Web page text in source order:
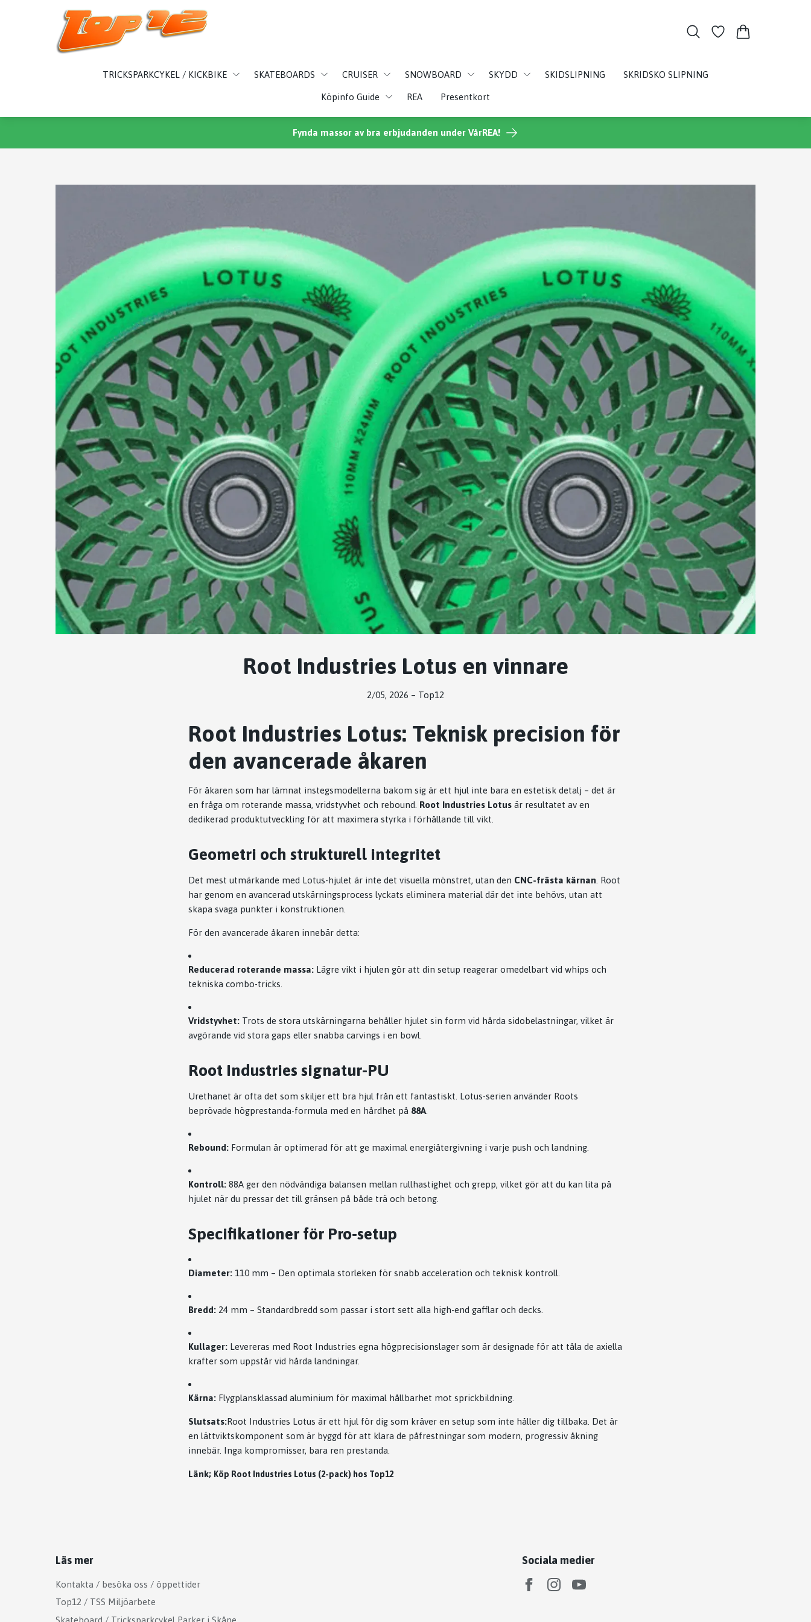
TRICKSPARKCYKEL / KICKBIKE SKATEBOARDS CRUISER SNOWBOARD SKYDD SKIDSLIPNING SKRIDSKO SLIPNING
Köpinfo Guide REA Presentkort
Fynda massor av bra erbjudanden under VårREA!
Root Industries Lotus en vinnare
2/05, 2026 – Top12
Root Industries Lotus: Teknisk precision för
den avancerade åkaren
För åkaren som har lämnat instegsmodellerna bakom sig är ett hjul inte bara en estetisk detalj – det är
en fråga om roterande massa, vridstyvhet och rebound. Root Industries Lotus är resultatet av en
dedikerad produktutveckling för att maximera styrka i förhållande till vikt.
Geometri och strukturell integritet
Det mest utmärkande med Lotus-hjulet är inte det visuella mönstret, utan den CNC-frästa kärnan . Root
har genom en avancerad utskärningsprocess lyckats eliminera material där det inte behövs, utan att
skapa svaga punkter i konstruktionen.
För den avancerade åkaren innebär detta:
Reducerad roterande massa: Lägre vikt i hjulen gör att din setup reagerar omedelbart vid whips och
tekniska combo-tricks.
Vridstyvhet: Trots de stora utskärningarna behåller hjulet sin form vid hårda sidobelastningar, vilket är
avgörande vid stora gaps eller snabba carvings i en bowl.
Root Industries signatur-PU
Urethanet är ofta det som skiljer ett bra hjul från ett fantastiskt. Lotus-serien använder Roots
beprövade högprestanda-formula med en hårdhet på 88A
Rebound: Formulan är optimerad för att ge maximal energiåtergivning i varje push och landning.
Kontroll: 88A ger den nödvändiga balansen mellan rullhastighet och grepp, vilket gör att du kan lita på
hjulet när du pressar det till gränsen på både trä och betong.
Specifikationer för Pro-setup
Diameter: 110 mm – Den optimala storleken för snabb acceleration och teknisk kontroll.
Bredd: 24 mm – Standardbredd som passar i stort sett alla high-end gafflar och decks.
Kullager: Levereras med Root Industries egna högprecisionslager som är designade för att tåla de axiella
krafter som uppstår vid hårda landningar.
Kärna: Flygplansklassad aluminium för maximal hållbarhet mot sprickbildning.
Slutsats:Root Industries Lotus är ett hjul för dig som kräver en setup som inte håller dig tillbaka. Det är
en lättviktskomponent som är byggd för att klara de påfrestningar som modern, progressiv åkning
innebär. Inga kompromisser, bara ren prestanda.
Länk; Köp Root Industries Lotus (2-pack) hos Top12
Läs mer
Kontakta / besöka oss / öppettider
Top12 / TSS Miljöarbete
Skateboard / Tricksparkcykel Parker i Skåne
Sociala medier